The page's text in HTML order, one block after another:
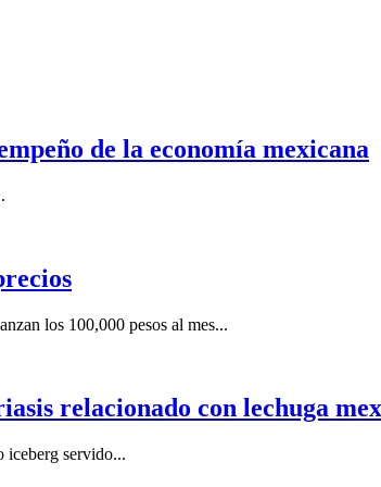
de la economía mexicana
los 100,000 pesos al mes...
relacionado con lechuga
iceberg servido...